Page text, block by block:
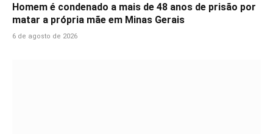
Homem é condenado a mais de 48 anos de prisão por
matar a própria mãe em Minas Gerais
6 de agosto de 2026